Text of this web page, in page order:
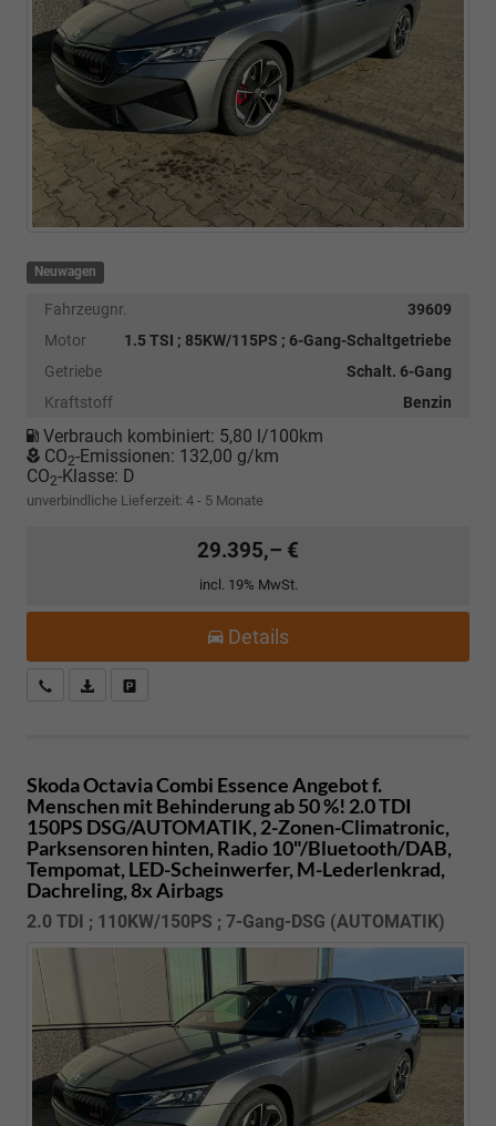
Neuwagen
Fahrzeugnr.
39609
Motor
1.5 TSI ; 85KW/115PS ; 6-Gang-Schaltgetriebe
Getriebe
Schalt. 6-Gang
Kraftstoff
Benzin
Verbrauch kombiniert: 5,80 l/100km
CO2-Emissionen: 132,00 g/km
CO2-Klasse: D
unverbindliche Lieferzeit: 4 - 5 Monate
29.395,– €
incl. 19% MwSt.
Details
Kostenloser Rückruf-Service
PDF-Datei, Fahrzeugexposé drucken
Skoda Octavia Combi Essence Angebot f.
Menschen mit Behinderung ab 50 %! 2.0 TDI
150PS DSG/AUTOMATIK, 2-Zonen-Climatronic,
Parksensoren hinten, Radio 10"/Bluetooth/DAB,
Tempomat, LED-Scheinwerfer, M-Lederlenkrad,
Dachreling, 8x Airbags
2.0 TDI ; 110KW/150PS ; 7-Gang-DSG (AUTOMATIK)